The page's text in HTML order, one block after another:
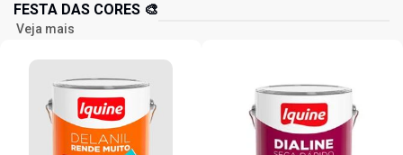
FESTA DAS CORES 🎨
Veja mais